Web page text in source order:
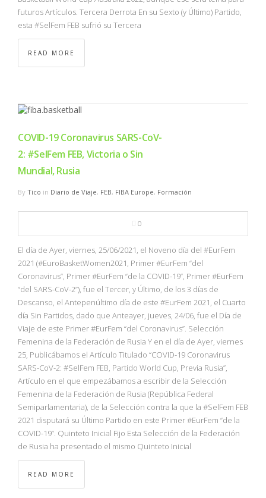
futuros Artículos. Tercera Derrota En su Sexto (y Último) Partido,
esta #SelFem FEB sufrió su Tercera
READ MORE
COVID-19 Coronavirus SARS-CoV-
2: #SelFem FEB, Victoria o Sin
Mundial, Rusia
By Tico in Diario de Viaje, FEB, FIBA Europe, Formación
0
El día de Ayer, viernes, 25/06/2021, el Noveno día del #EurFem
2021 (#EuroBasketWomen2021, Primer #EurFem “del
Coronavirus”, Primer #EurFem “de la COVID-19”, Primer #EurFem
“del SARS-CoV-2”), fue el Tercer, y Último, de los 3 días de
Descanso, el Antepenúltimo día de este #EurFem 2021, el Cuarto
día Sin Partidos, dado que Anteayer, jueves, 24/06, fue el Día de
Viaje de este Primer #EurFem “del Coronavirus”. Selección
Femenina de la Federación de Rusia Y en el día de Ayer, viernes
25, Publicábamos el Artículo Titulado “COVID-19 Coronavirus
SARS-CoV-2: #SelFem FEB, Partido World Cup, Previa Rusia”,
Artículo en el que empezábamos a escribir de la Selección
Femenina de la Federación de Rusia (República Federal
Semiparlamentaria), de la Selección contra la que la #SelFem FEB
2021 disputará su Último Partido en este Primer #EurFem “de la
COVID-19”. Quinteto Inicial Fijo Esta Selección de la Federación
de Rusia ha presentado el mismo Quinteto Inicial
READ MORE